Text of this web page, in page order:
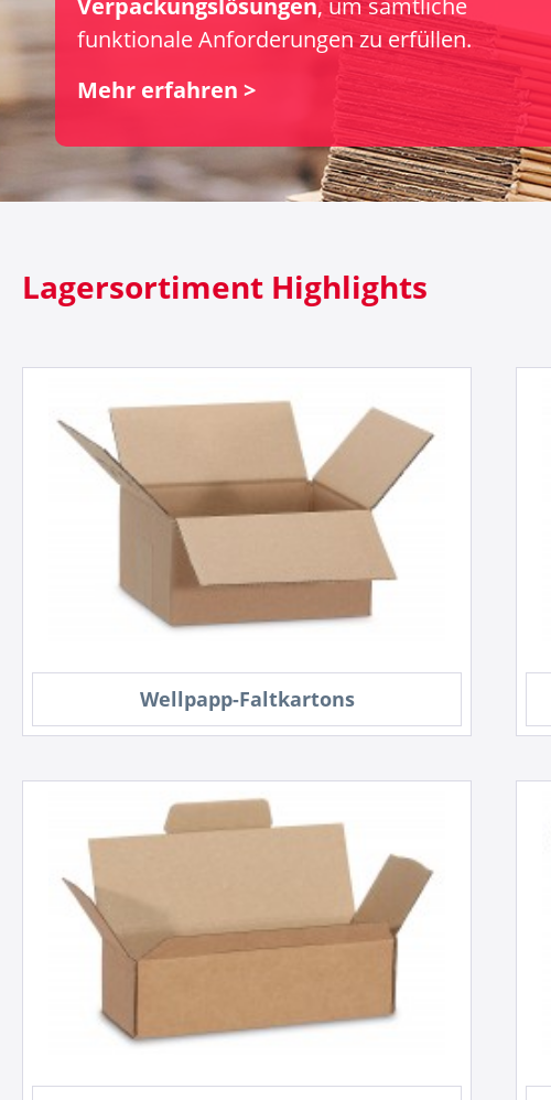
Verpackungslösungen, um sämtliche
funktionale Anforderungen zu erfüllen.
Mehr erfahren >
Lagersortiment Highlights
Wellpapp-Faltkartons